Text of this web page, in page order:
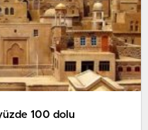
100 dolu